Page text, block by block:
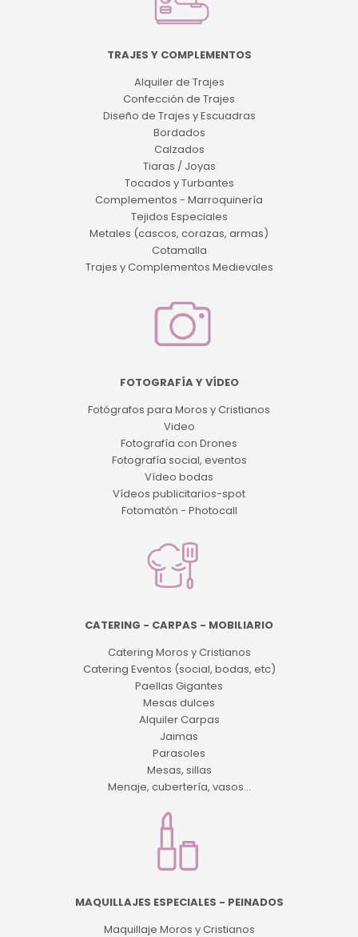
TRAJES Y COMPLEMENTOS
Alquiler de Trajes
Confección de Trajes
Diseño de Trajes y Escuadras
Bordados
Calzados
Tiaras / Joyas
Tocados y Turbantes
Complementos - Marroquinería
Tejidos Especiales
Metales (cascos, corazas, armas)
Cotamalla
Trajes y Complementos Medievales
FOTOGRAFÍA Y VÍDEO
Fotógrafos para Moros y Cristianos
Video
Fotografía con Drones
Fotografía social, eventos
Vídeo bodas
Vídeos publicitarios-spot
Fotomatón - Photocall
CATERING - CARPAS - MOBILIARIO
Catering Moros y Cristianos
Catering Eventos (social, bodas, etc)
Paellas Gigantes
Mesas dulces
Alquiler Carpas
Jaimas
Parasoles
Mesas, sillas
Menaje, cubertería, vasos...
MAQUILLAJES ESPECIALES - PEINADOS
Maquillaje Moros y Cristianos